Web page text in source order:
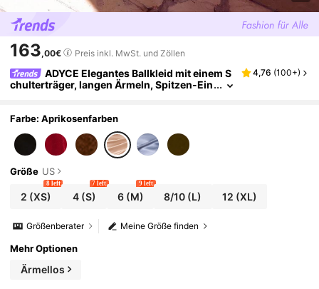
163,00€ Preis inkl. MwSt. und Zöllen
ADYCE Elegantes Ballkleid mit einem S
chulterträger, langen Ärmeln, Spitzen-Ein
ball, Homecoming, Hochzeitsgast und formell
4,76 (100+)
Farbe: Aprikosenfarben
Größe US
2 (XS)
8 left
4(S)
7 left
6(M)
9 left
8/10 (L) 12 (XL)
Meine Größe finden
Größenberater
Mehr Optionen
Ärmellos